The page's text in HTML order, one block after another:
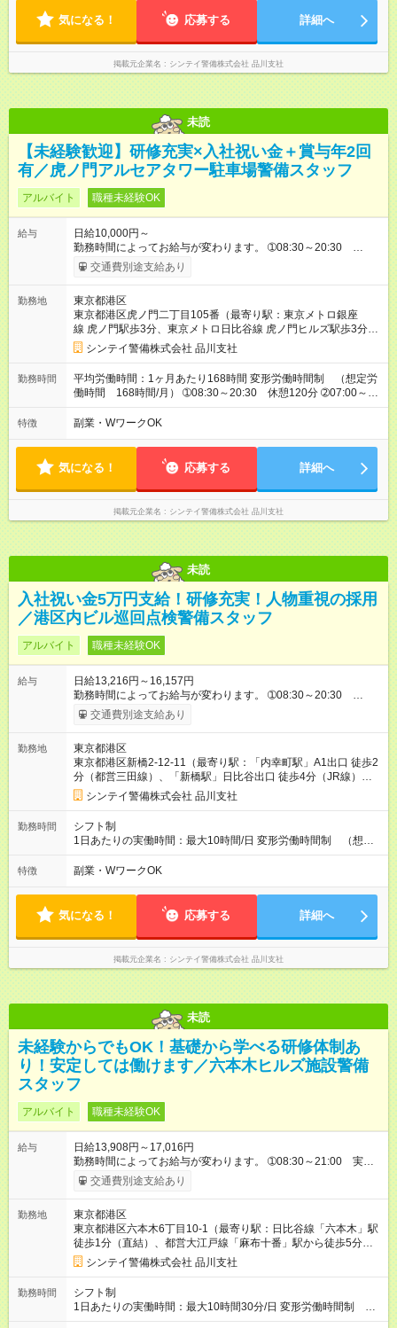
気になる！ 応募する 詳細へ
掲載元企業名 シンテイ警備株式会社 品川支社
未読
【未経験歓迎】研修充実×入社祝い金＋賞与年2回
有／虎ノ門アルセアタワー駐車場警備スタッフ
アルバイト 職種未経験OK
給与
日給10,000円～
勤務時間によってお給与が変わります。 ➀08:30～20:30
13,125円～ ➁07:00～19:00 13,125円～ ➂07:00～16:00
10,000円～ ➃10:30～19:30 10,000円～ ➄19:30～翌07:30
認定 500円/日 上級救命講習修了 250円/日
防災センター要員 250円/日 等 【試用期間】試用期間なし
交通費別途支給あり
勤務地
東京都港区
東京都港区虎ノ門二丁目105番（最寄り駅：東京メトロ銀座
線 虎ノ門駅歩3分、東京メトロ日比谷線 虎ノ門ヒルズ駅歩3分、
東京メトロ南北線 溜池山王駅歩5分）
シンテイ警備株式会社 品川支社
勤務時間
平均労働時間：1ヶ月あたり168時間 変形労働時間制 （想定労
働時間 168時間/月） ➀08:30～20:30 休憩120分 ➁07:00～
19:00 休憩120分 ➂07:00～16:00 休憩60分 ➃10:30～
19:30 休憩60分 ➄19:30～翌07:30 休憩120分 平均労働時
168時間/月） ➀08:30～20:30 休憩120分 ➁07:00～19:00 休
憩120分 ➂07:00～16:00 休憩60分 ➃10:30～19:30 休憩60分
➄19:30～翌07:30 休憩120分
特徴 副業・WワークOK
気になる！ 応募する 詳細へ
掲載元企業名 シンテイ警備株式会社 品川支社
未読
入社祝い金5万円支給！研修充実！人物重視の採用
／港区内ビル巡回点検警備スタッフ
アルバイト 職種未経験OK
給与
日給13,216円～16,157円
勤務時間によってお給与が変わります。 ➀08:30～20:30
13,216円～ ➁20:30～08:30 14,688円～ ※他時間帯のお仕事も
ございます。 ※別途資格手当がございます。 例：自衛消防技
級救命講習修了 250円/日 など 【試用期間】試用期間あり 試
用期間の長さ：2週間 雇用形態、給与は本採用時と同じです。
交通費別途支給あり
勤務地
東京都港区
東京都港区新橋2-12-11（最寄り駅：「内幸町駅」A1出口 徒歩2
分（都営三田線）、「新橋駅」日比谷出口 徒歩4分（JR線）、8
番出口 徒歩5分（東京メトロ銀座線・都営浅草線））
シンテイ警備株式会社 品川支社
勤務時間
シフト制
1日あたりの実働時間：最大10時間/日 変形労働時間制 （想定
労働時間 170時間/月） 【シフト例】 ➀08:30～20:30（休憩時
間120分） ➁20:30～08:30（休憩時間120分）
特徴 副業・WワークOK
気になる！ 応募する 詳細へ
掲載元企業名 シンテイ警備株式会社 品川支社
未読
未経験からでもOK！基礎から学べる研修体制あ
り！安定しては働けます／六本木ヒルズ施設警備
スタッフ
アルバイト 職種未経験OK
給与
日給13,908円～17,016円
勤務時間によってお給与が変わります。 ➀08:30～21:00 実働
10:30、休憩02:00 日給13,908円 ➁20:30～09:00 実働
10:30、休憩02:00 日給15,473円 ※別途資格手当がございま
了 250円/日 防災センター要員 250円/日 など 【試用
期間】試用期間あり 試用期間の長さ：2ヶ月 ※ 雇用形態と給与
に、本採用時と異なる部分があります。 雇用形態：アルバイ
ト・パート採用 給与：日給 12,345円 ～ 13,597円
交通費別途支給あり
勤務地
東京都港区
東京都港区六本木6丁目10-1（最寄り駅：日比谷線「六本木」駅
徒歩1分（直結）、都営大江戸線「麻布十番」駅から徒歩5分、
千代田線「乃木坂」駅から徒歩10分）
シンテイ警備株式会社 品川支社
勤務時間
シフト制
1日あたりの実働時間：最大10時間30分/日 変形労働時間制
（想定労働時間 173時間/月） 【シフト例】 ➀08:30～21:00